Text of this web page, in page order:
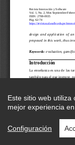
Este sitio web
mejor experiencia
Configuración